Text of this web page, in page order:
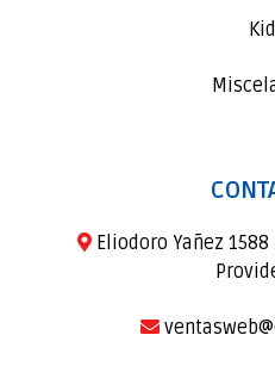
Eliodoro Yañez